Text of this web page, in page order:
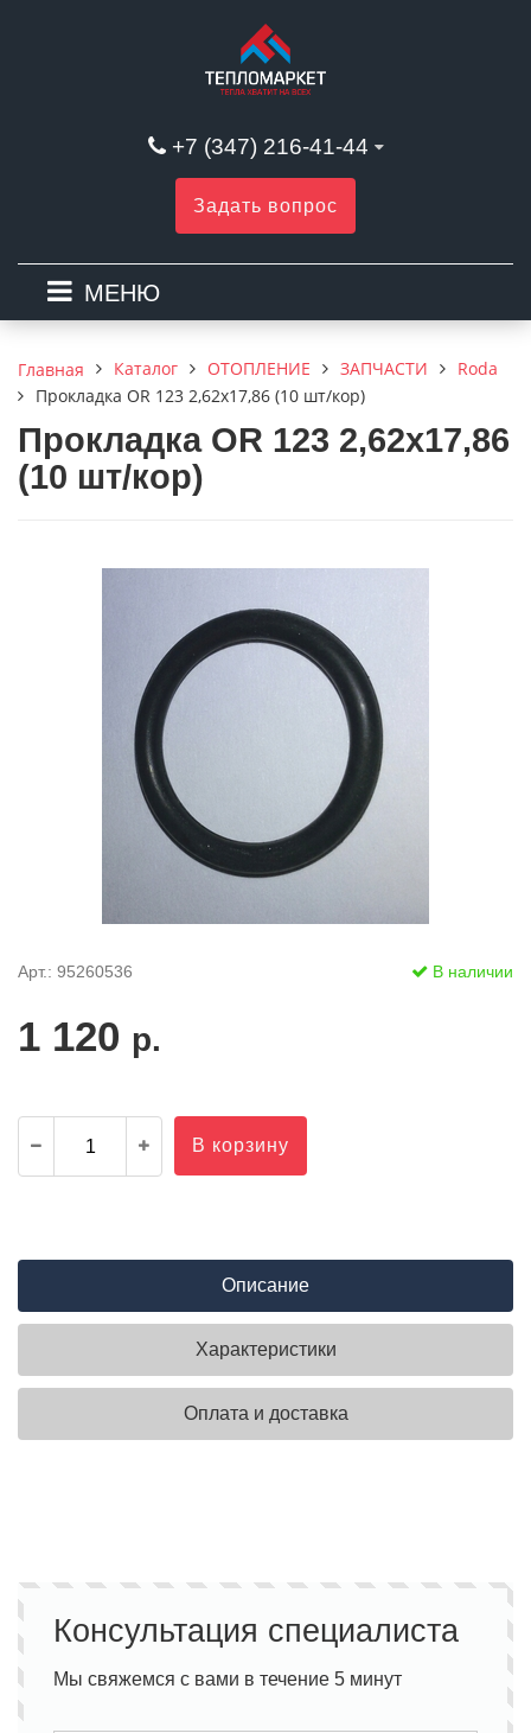
+7 (347) 216-41-44
Задать вопрос
МЕНЮ
Главная Каталог ОТОПЛЕНИЕ ЗАПЧАСТИ
Roda
Прокладка ОR 123 2,62х17,86 (10 шт/кор)
Прокладка ОR 123 2,62х17,86
(10 шт/кор)
Арт.: 95260536 В наличии
1 120 р.
В корзину
Описание
Характеристики
Оплата и доставка
Консультация специалиста
Мы свяжемся с вами в течение 5 минут